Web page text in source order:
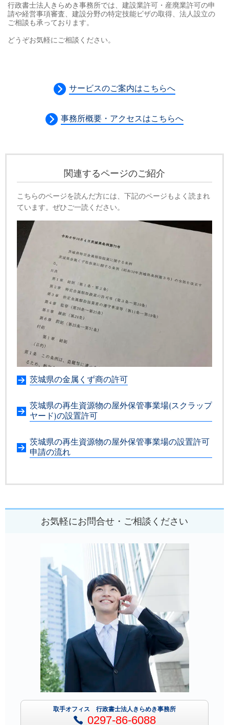
行政書士法人きらめき事務所では、 建設業許可・産廃業許可の申
請や経営事項審査、建設分野の特定技能ビザの取得、法人設立の
ご相談も承っております。
どうぞお気軽にご相談ください。
サービスのご案内はこちらへ
事務所概要・アクセスはこちらへ
関連するページのご紹介
こちらのページを読んだ方には、下記のページもよく読まれ
ています。ぜひご一読ください。
茨城県の金属くず商の許可
茨城県の再生資源物の屋外保管事業場(スクラップ
ヤード)の設置許可
茨城県の再生資源物の屋外保管事業場の設置許可
申請の流れ
お気軽にお問合せ・ご相談ください
取手オフィス 行政書士法人きらめき事務所
0297-86-6088